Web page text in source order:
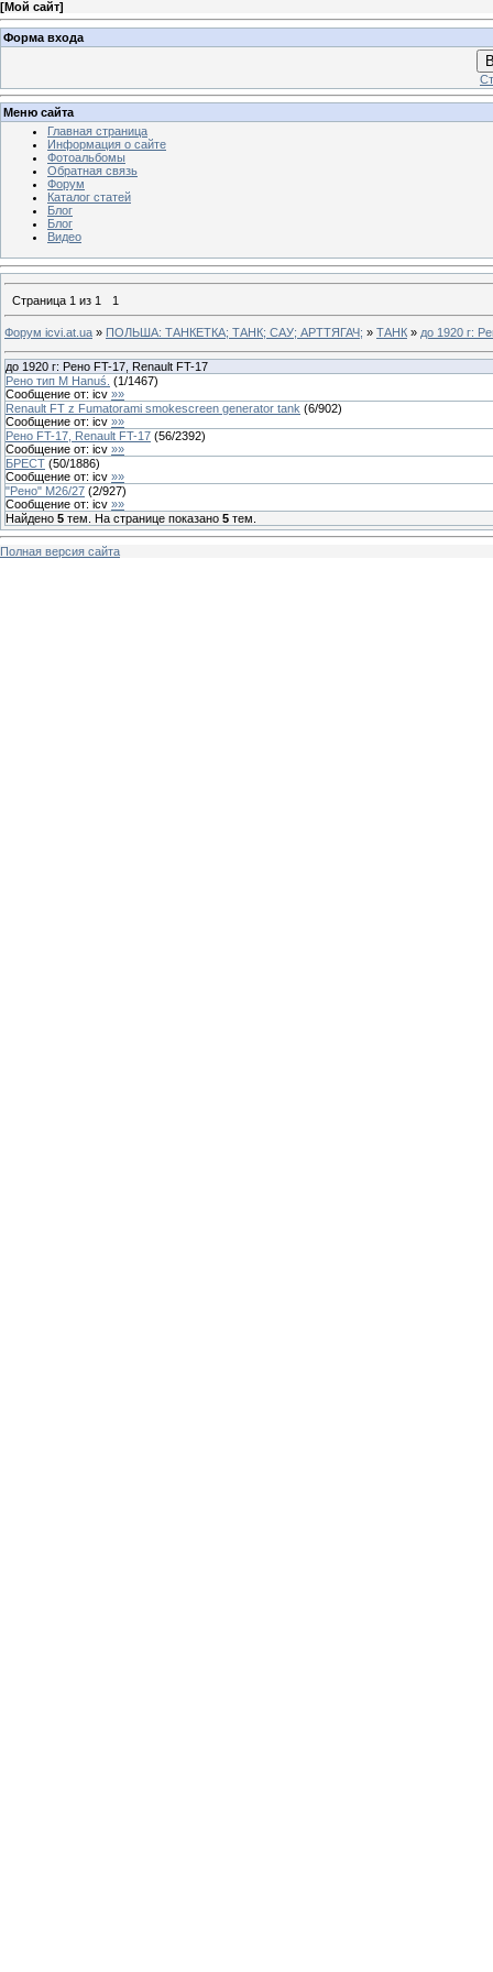
[Мой сайт]
Форма входа
Меню сайта
Главная страница
Информация о сайте
Фотоальбомы
Обратная связь
Форум
Каталог статей
Блог
Блог
Видео
Страница 1 из 1 1
Форум icvi.at.ua » ПОЛЬША: ТАНКЕТКА; ТАНК; САУ; АРТТЯГАЧ; » ТАНК » до 1920 г:
до 1920 г: Рено FT-17, Renault FT-17
Рено тип М Hanuś. (1/1467)
Сообщение от: icv »»
Renault FT z Fumatorami smokescreen generator tank (6/902)
Сообщение от: icv »»
Рено FT-17, Renault FT-17 (56/2392)
Сообщение от: icv »»
БРЕСТ (50/1886)
Сообщение от: icv »»
"Рено" М26/27 (2/927)
Сообщение от: icv »»
Найдено 5 тем. На странице показано 5 тем.
Полная версия сайта